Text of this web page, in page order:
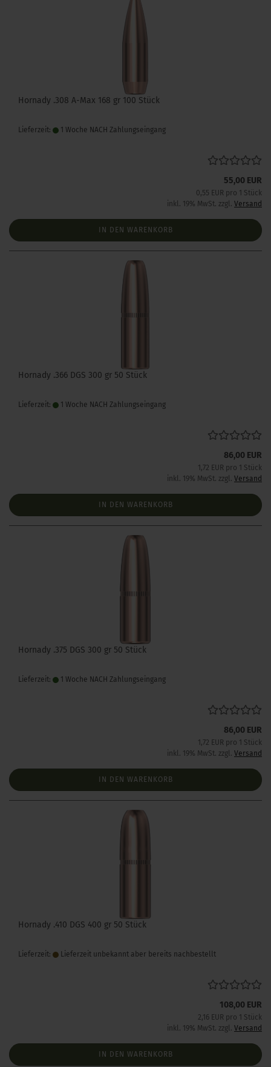
Hornady .308 A-Max 168 gr 100 Stück
Lieferzeit: 1 Woche NACH Zahlungseingang
55,00 EUR
0,55 EUR pro 1 Stück
inkl. 19% MwSt. zzgl. Versand
IN DEN WARENKORB
Hornady .366 DGS 300 gr 50 Stück
Lieferzeit: 1 Woche NACH Zahlungseingang
86,00 EUR
1,72 EUR pro 1 Stück
inkl. 19% MwSt. zzgl. Versand
IN DEN WARENKORB
Hornady .375 DGS 300 gr 50 Stück
Lieferzeit: 1 Woche NACH Zahlungseingang
86,00 EUR
1,72 EUR pro 1 Stück
inkl. 19% MwSt. zzgl. Versand
IN DEN WARENKORB
Hornady .410 DGS 400 gr 50 Stück
Lieferzeit: Lieferzeit unbekannt aber bereits nachbestellt
108,00 EUR
2,16 EUR pro 1 Stück
inkl. 19% MwSt. zzgl. Versand
IN DEN WARENKORB